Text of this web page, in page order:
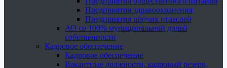
Предприятия здравоохранения
Предприятия прочих отраслей
АО со 100% муниципальной долей
собственности
Кадровое обеспечение
Кадровое обеспечение
Вакантные должности, кадровый резерв,